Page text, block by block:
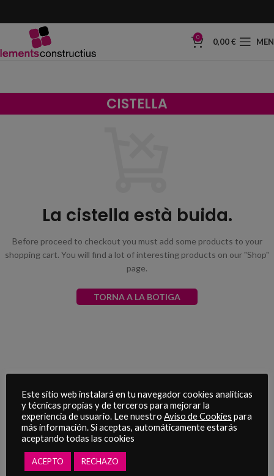
0 0,00€
CISTELLA
La cistella està buida.
Before proceed to checkout you must add some products to your
shopping cart. You will find a lot of interesting products on our "Shop"
page.
TORNA A LA BOTIGA
Este sitio web instalará en tu navegador cookies analíticas
y técnicas propias y de terceros para mejorar la
experiencia de usuario. Lee nuestro Aviso de Cookies para
más información. Si aceptas, automáticamente estarás
aceptando todas las cookies
ACEPTO RECHAZO